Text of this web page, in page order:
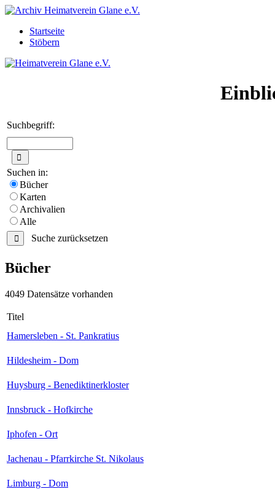
Startseite
Stöbern
Suchbegriff:
Suchen in:
Bücher
Karten
Archivalien
Alle
Suche zurücksetzen
Bücher
4049 Datensätze vorhanden
Titel
Hamersleben - St. Pankratius
Hildesheim - Dom
Huysburg - Benediktinerkloster
Innsbruck - Hofkirche
Iphofen - Ort
Jachenau - Pfarrkirche St. Nikolaus
Limburg - Dom